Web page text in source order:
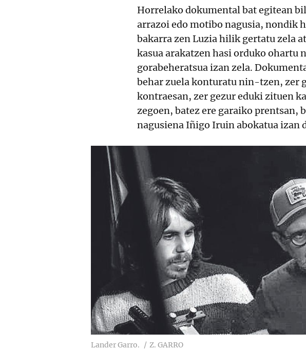
Horrelako dokumental bat egitean
arrazoi edo motibo nagusia, nondik
bakarra zen Luzia hilik gertatu zela
kasua arakatzen hasi orduko ohartu
gorabeheratsua izan zela.
behar zuela konturatu nin-tzen, zer
kontraesan, zer gezur eduki zituen
zegoen, batez ere garaiko
nagusiena Iñigo Iruin abokatua izan
Lander Garro. Z. GARRO